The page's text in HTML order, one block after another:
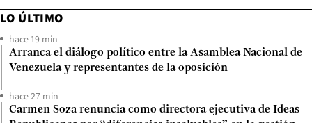
LO ÚLTIMO
hace 19 min
Arranca el diálogo político entre la Asamblea Nacional de
Venezuela y representantes de la oposición
hace 27 min
Carmen Soza renuncia como directora ejecutiva de Ideas